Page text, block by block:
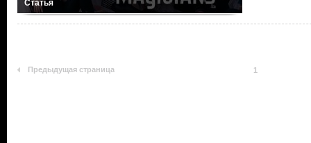
Статья
Предыдущая страница 1